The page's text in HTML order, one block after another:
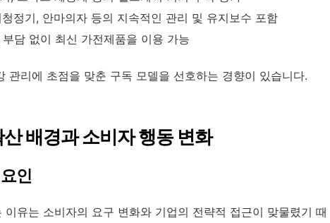
정기, 안마의자 등의 지속적인 관리 및 유지보수 포함
담 없이 최신 가전제품을 이용 가능
관리에 초점을 맞춘 구독 모델을 선호하는 경향이 있습니다.
배경과 소비자 행동 변화
인
유는 소비자의 요구 변화와 기업의 전략적 접근이 맞물렸기 때